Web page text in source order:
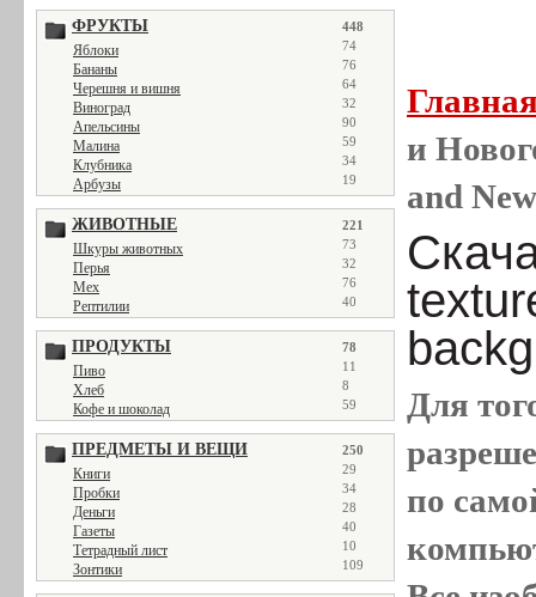
ФРУКТЫ 448
Яблоки 74
Бананы 76
Черешня и вишня 64
Виноград 32
Апельсины 90
Малина 59
Клубника 34
Арбузы 19
ЖИВОТНЫЕ 221
Шкуры животных 73
Перья 32
Мех 76
Рептилии 40
ПРОДУКТЫ 78
Пиво 11
Хлеб 8
Кофе и шоколад 59
ПРЕДМЕТЫ И ВЕЩИ 250
Книги 29
Пробки 34
Деньги 28
Газеты 40
Тетрадный лист 10
Зонтики 109
и
and
Для
по